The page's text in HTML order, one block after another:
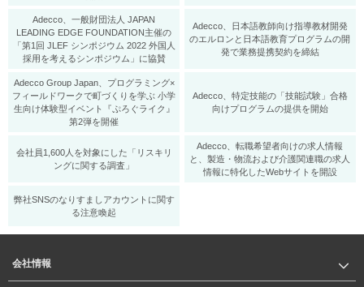
Adecco、一般財団法人 JAPAN
LEADING EDGE FOUNDATION主催の
「第1回 JLEF シンポジウム 2022 外国人
採用を考えるシンポジウム」に協賛
Adecco、日本語教師向け指導教材開発
のエルロンと日本語教育プログラムの開
発で業務提携契約を締結
Adecco Group Japan、プログラミング×
フィールドワークで町づくりを学ぶ 小学
生向け体験型イベント『ぷろぐライク』
第2弾を開催
Adecco、特定技能の「技能試験」合格
向けプログラムの提供を開始
会社員1,600人を対象にした「リスキリ
ングに関する調査」
Adecco、転職希望者向けの求人情報
と、製造・物流および介護関連職の求人
情報に特化したWebサイトを開設
弊社SNSのなりすましアカウントに関す
る注意喚起
会社情報